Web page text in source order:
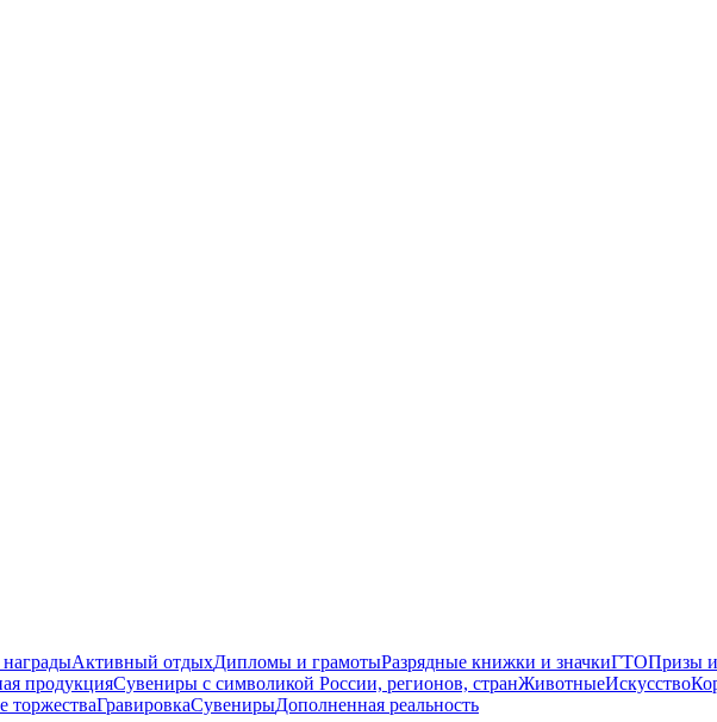
Активный отдыхДипломы и грамотыРазрядные книжки и значкиГТОПризы
продукцияСувениры с символикой России, регионов, странЖивотныеИскусство
торжестваГравировкаСувенирыДополненная реальность